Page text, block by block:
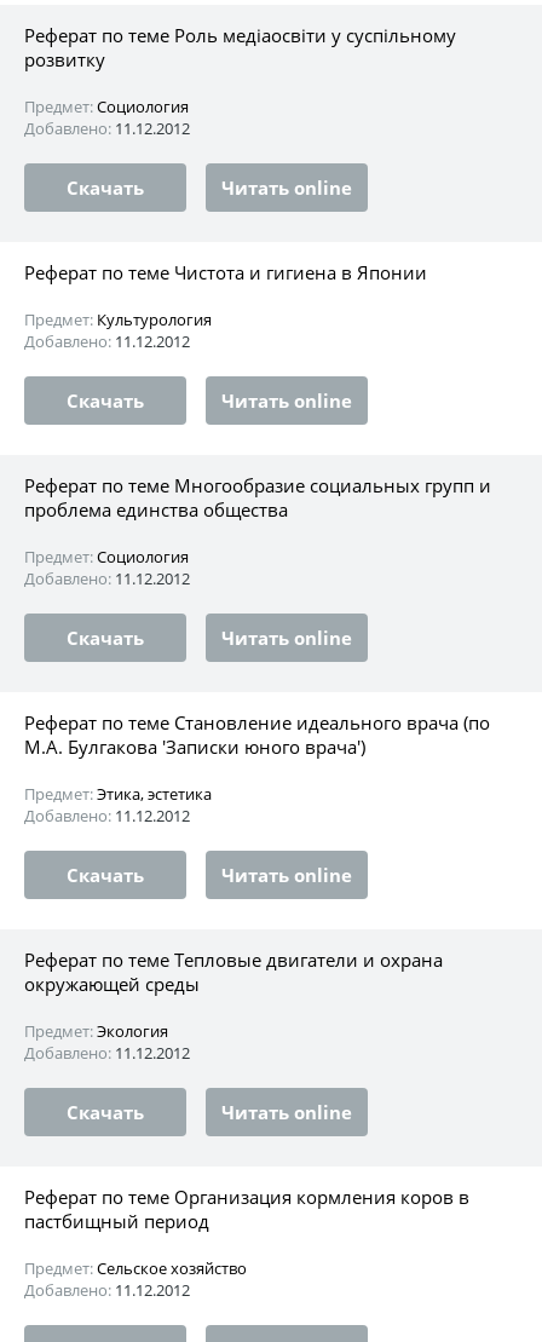
Реферат по теме Роль медіаосвіти у суспільному
розвитку
Предмет:Социология
Добавлено: 11.12.2012
Скачать Читать online
Реферат по теме Чистота и гигиена в Японии
Предмет: Культурология
Добавлено: 11.12.2012
Скачать Читать online
Реферат по теме Многообразие социальных групп и
проблема единства общества
Предмет:Социология
Добавлено: 11.12.2012
Скачать Читать online
Реферат по теме Становление идеального врача (по
М.А. Булгакова 'Записки юного врача')
Предмет:Этика, эстетика
Добавлено: 11.12.2012
Скачать Читать online
Реферат по теме Тепловые двигатели и охрана
окружающей среды
Предмет:Экология
Добавлено: 11.12.2012
Скачать Читать online
Реферат по теме Организация кормления коров в
пастбищный период
Предмет:Сельское хозяйство
Добавлено: 11.12.2012